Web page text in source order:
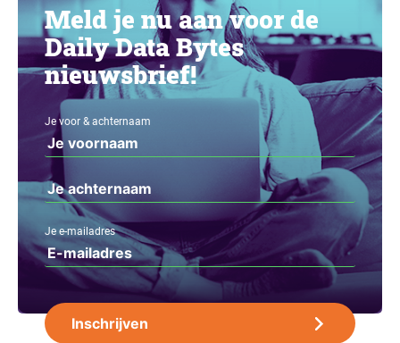
Meld je nu aan voor de
Daily Data Bytes
nieuwsbrief!
Je voor & achternaam
Je e-mailadres